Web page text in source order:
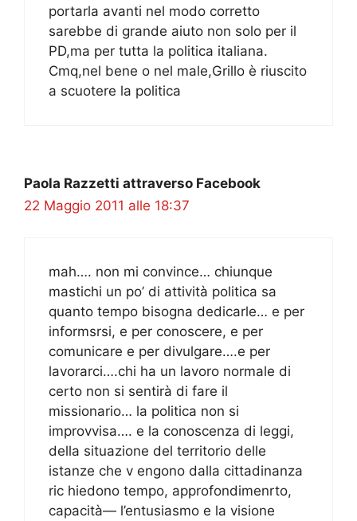
portarla avanti nel modo corretto
sarebbe di grande aiuto non solo per il
PD,ma per tutta la politica italiana.
Cmq,nel bene o nel male,Grillo è riuscito
a scuotere la politica
Paola Razzetti attraverso Facebook
22 Maggio 2011 alle 18:37
mah…. non mi convince… chiunque
mastichi un po’ di attività politica sa
quanto tempo bisogna dedicarle… e per
informsrsi, e per conoscere, e per
comunicare e per divulgare….e per
lavorarci….chi ha un lavoro normale di
certo non si sentirà di fare il
missionario… la politica non si
improvvisa…. e la conoscenza di leggi,
della situazione del territorio delle
istanze che v engono dalla cittadinanza
ric hiedono tempo, approfondimenrto,
capacità— l’entusiasmo e la visione